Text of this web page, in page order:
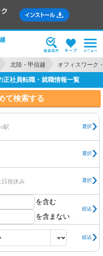
北陸・甲信越 オフィスワーク
正社員転職・就職情報一覧
て検索する
駅 選択
選択
祝休み 選択
を含む
を含まない
絞込
絞込